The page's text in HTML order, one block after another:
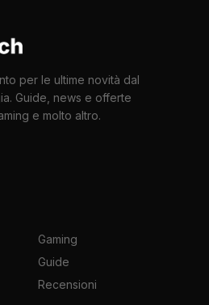
per le ultime novità dal
Guide, news e offerte
e molto altro.
Gaming
Guide
Recensioni